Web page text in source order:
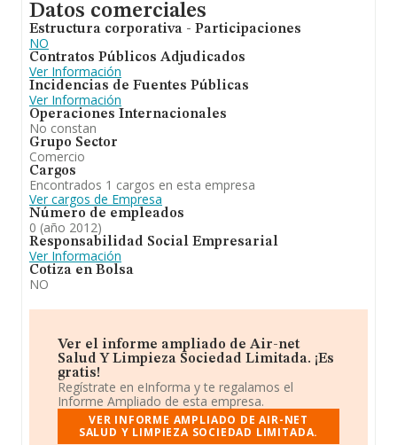
Datos comerciales
Estructura corporativa - Participaciones
NO
Contratos Públicos Adjudicados
Ver Información
Incidencias de Fuentes Públicas
Ver Información
Operaciones Internacionales
No constan
Grupo Sector
Comercio
Cargos
Encontrados 1 cargos en esta empresa
Ver cargos de Empresa
Número de empleados
0 (año 2012)
Responsabilidad Social Empresarial
Ver Información
Cotiza en Bolsa
NO
Ver el informe ampliado de Air-net
Salud Y Limpieza Sociedad Limitada. ¡Es
gratis!
Regístrate en eInforma y te regalamos el
Informe Ampliado de esta empresa.
VER INFORME AMPLIADO DE AIR-NET
SALUD Y LIMPIEZA SOCIEDAD LIMITADA.